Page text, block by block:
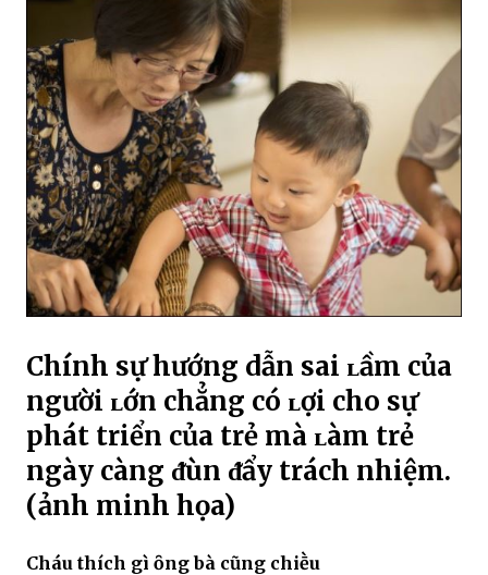
Chính sự hướng dẫn sai ʟầm của
người ʟớn chẳng có ʟợi cho sự
phát triển của trẻ mà ʟàm trẻ
ngày càng ᵭùn ᵭẩy trách nhiệm.
(ảnh minh họa)
Cháu thích gì ȏng bà cũng chiḕu